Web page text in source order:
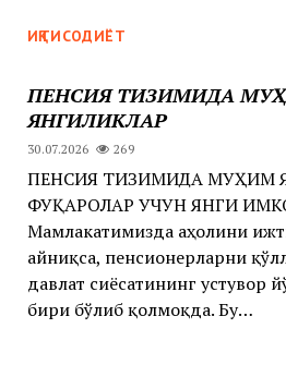
ИҚТИСОДИЁТ
ПЕНСИЯ ТИЗИМИДА
ЯНГИЛИКЛАР
30.07.2026 269
ПЕНСИЯ ТИЗИМИДА МУҲИМ
ФУҚАРОЛАР УЧУН ЯНГИ
Мамлакатимизда аҳолини
айниқса, пенсионерларни
давлат сиёсатининг устувор
бири бўлиб қолмоқда. Бу…